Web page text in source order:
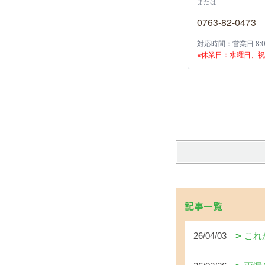
0763-82-0473
対応時間：営業日
※休業日：水曜日、
記事一覧
26/04/03 こ